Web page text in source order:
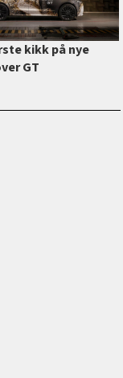
kikk på nye
GT